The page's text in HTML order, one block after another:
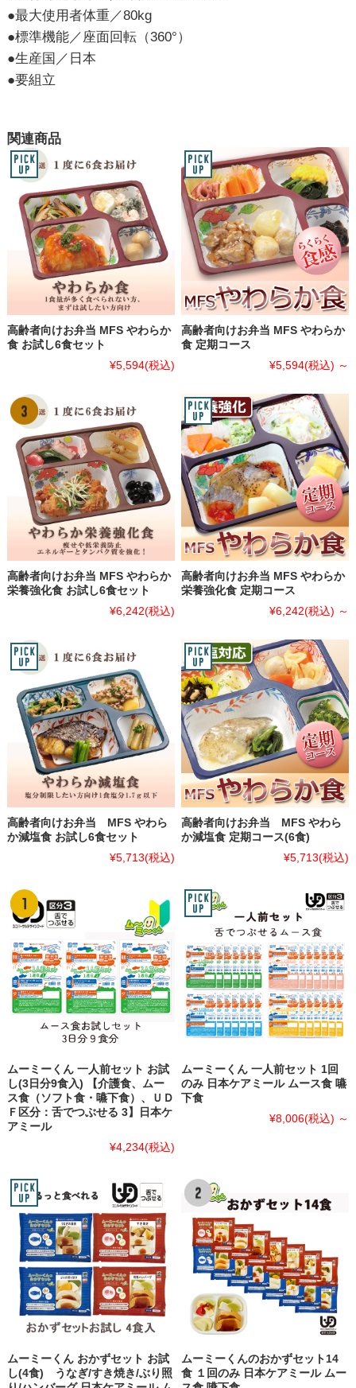
●最大使用者体重／80kg
●標準機能／座面回転（360°）
●生産国／日本
●要組立
関連商品
高齢者向けお弁当 MFS やわらか
食 お試し6食セット
¥5,594(税込)
高齢者向けお弁当 MFS やわらか
食 定期コース
¥5,594(税込) ～
高齢者向けお弁当 MFS やわらか
栄養強化食 お試し6食セット
¥6,242(税込)
高齢者向けお弁当 MFS やわらか
栄養強化食 定期コース
¥6,242(税込) ～
高齢者向けお弁当 MFS やわら
か減塩食 お試し6食セット
¥5,713(税込)
高齢者向けお弁当 MFS やわら
か減塩食 定期コース(6食)
¥5,713(税込)
ムーミーくん 一人前セット お試
し(3日分9食入) 【介護食、ムー
ス食（ソフト食・嚥下食）、ＵＤ
Ｆ区分：舌でつぶせる 3】日本ケ
アミール
¥4,234(税込)
ムーミーくん 一人前セット 1回
のみ 日本ケアミール ムース食 嚥
下食
¥8,006(税込) ～
ムーミーくん おかずセット お試
し(4食) うなぎ/すき焼き/ぶり照
ムーミーくんのおかずセット14
食 １回のみ 日本ケアミール ムー